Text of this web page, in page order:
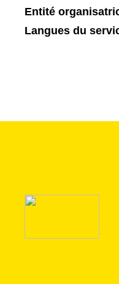
Entité
Langues du